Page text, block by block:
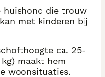
huishond die trouw
met kinderen bij
ca. 25-
maakt hem
woonsituaties.